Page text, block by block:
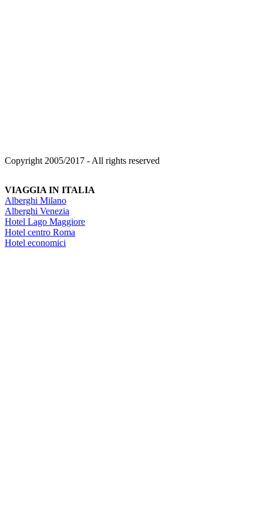
Copyright 2005/2017 - All rights reserved
VIAGGIA IN ITALIA
Alberghi Milano
Alberghi Venezia
Hotel Lago Maggiore
Hotel centro Roma
Hotel economici